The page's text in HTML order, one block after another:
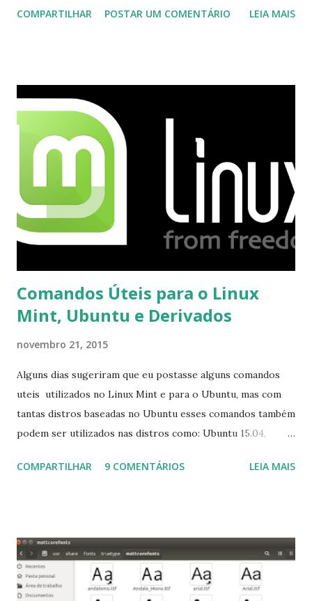
integrado com o serviço do MSN, segundo a empresa, os
o Windows Live (assim como muitos profissionais de TI) ,
mesmo na versão para Linux, claro, sempre existem outras
opções e o Pidgin, que se mostra como opção.
COMPARTILHAR POSTAR UM COMENTÁRIO LEIA MAIS
Comandos Úteis para o Linux
Mint, Ubuntu e Derivados
novembro 21, 2015
Alguns dias sugeriram que eu postasse alguns comandos
uteis utilizados no Linux Mint e para o Ubuntu, mas com
tantas distros baseadas no Ubuntu esses comandos também
podem ser utilizados nas distros como: Ubuntu 15.04,
Linux Mint 17, Pinguy OS 14.04, Elementary OS 0.3, Deepin
para usuários iniciantes... 1- Atualizar a lista de pacotes: $
sudo apt-get update 2- Atualizar toda a distro: $ sudo apt-
get -f dist-upgrade ou update-manager -d -c 3- Instalar
COMPARTILHAR 9 COMENTÁRIOS LEIA MAIS